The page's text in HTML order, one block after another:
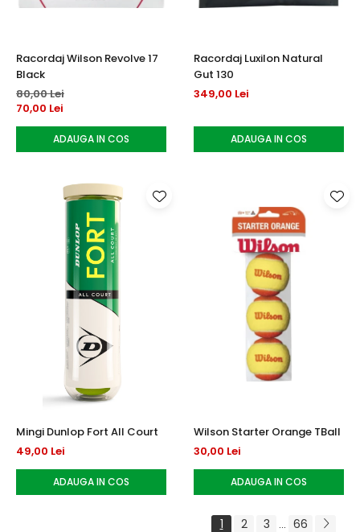
Racordaj Wilson Revolve 17
Black
80,00 Lei
70,00 Lei
ADAUGA IN COS
Racordaj Luxilon Natural
Gut 130
349,00 Lei
ADAUGA IN COS
Mingi Dunlop Fort All Court
49,00 Lei
ADAUGA IN COS
Wilson Starter Orange TBall
30,00 Lei
ADAUGA IN COS
1 2 3 ... 66